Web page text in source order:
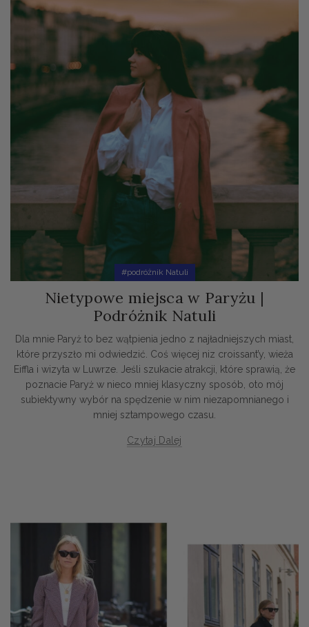
#podróżnik Natuli
Nietypowe miejsca w Paryżu |
Podróżnik Natuli
Dla mnie Paryż to bez wątpienia jedno z najładniejszych miast,
które przyszło mi odwiedzić. Coś więcej niz croissant’y, wieża
Eiffla i wizyta w Luwrze. Jeśli szukacie atrakcji, które sprawią, że
poznacie Paryż w nieco mniej klasyczny sposób, oto mój
subiektywny wybór na spędzenie w nim niezapomnianego i
mniej sztampowego czasu.
Czytaj Dalej